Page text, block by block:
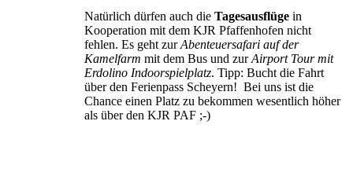
Natürlich dürfen auch die Tagesausflüge in
Kooperation mit dem KJR Pfaffenhofen nicht
fehlen. Es geht zurAbenteuersafari auf der
Kamelfarm mit dem Bus und zurAirport Tour mit
Erdolino Indoorspielplatz. Tipp: Bucht die Fahrt
über den Ferienpass Scheyern! Bei uns ist die
Chance einen Platz zu bekommen wesentlich höher
als über den KJR PAF ;-)